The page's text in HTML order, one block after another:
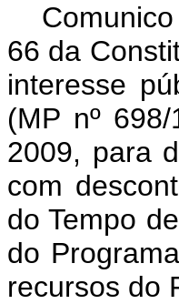
66 da
interesse
(MP nº 698/
2009, para
com
do Tempo
do
recursos do